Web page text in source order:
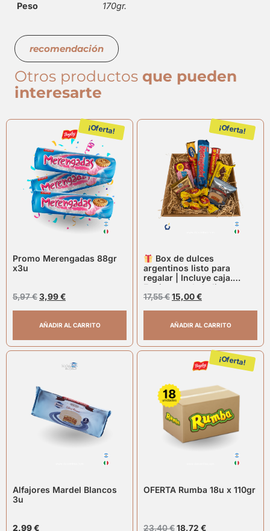
Peso 170gr.
recomendación
Otros productos que pueden
interesarte
¡Oferta!
Promo Merengadas 88gr
x3u
5,97€3,99€
AÑADIR AL CARRITO
¡Oferta!
Box de dulces
argentinos listo para
regalar | Incluye caja.
Envíos a toda Italia
17,55€15,00€
AÑADIR AL CARRITO
Alfajores Mardel Blancos
3u
2,99€
¡Oferta!
OFERTA Rumba 18u x 110gr
23,40€18,72 €